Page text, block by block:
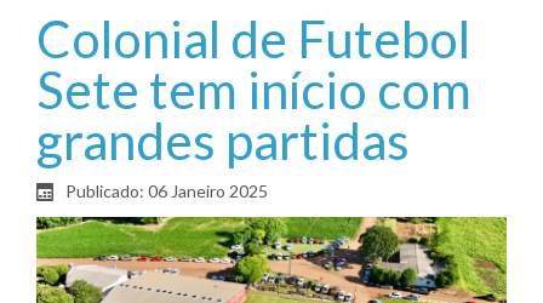
Colonial de Futebol
Sete tem início com
grandes partidas
Publicado: 06 Janeiro 2025